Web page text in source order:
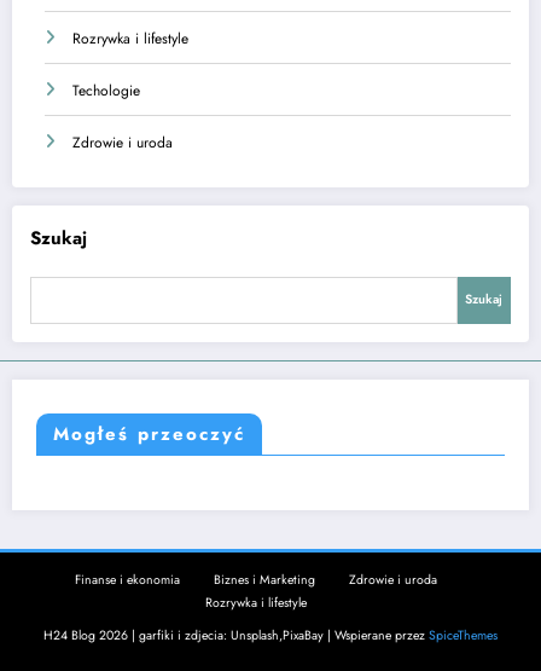
Rozrywka i lifestyle
Techologie
Zdrowie i uroda
Szukaj
Szukaj
Mogłeś przeoczyć
Finanse i ekonomia Biznes i Marketing
Zdrowie i uroda
Rozrywka i lifestyle
H24 Blog 2026 | garfiki i zdjecia: Unsplash,PixaBay | Wspierane przez SpiceThemes